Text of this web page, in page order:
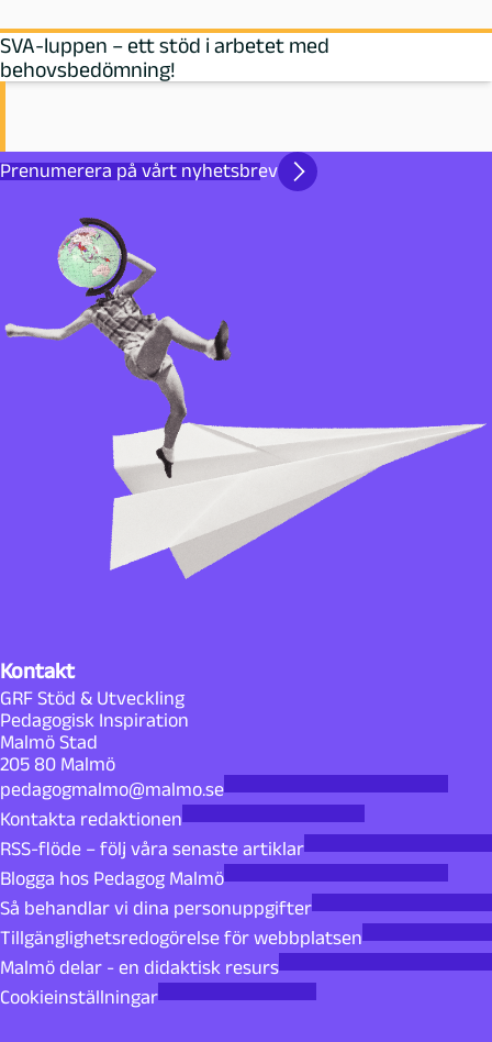
SVA-luppen – ett stöd i arbetet med
behovsbedömning!
Prenumerera på vårt nyhetsbrev
Kontakt
GRF Stöd & Utveckling
Pedagogisk Inspiration
Malmö Stad
205 80 Malmö
pedagogmalmo@malmo.se
Kontakta redaktionen
RSS-flöde – följ våra senaste artiklar
Blogga hos Pedagog Malmö
Så behandlar vi dina personuppgifter
Tillgänglighetsredogörelse för webbplatsen
Malmö delar - en didaktisk resurs
Cookieinställningar